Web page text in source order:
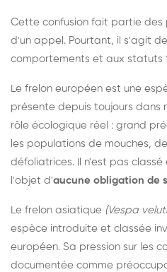
Cette confusion fait partie des
d'un appel. Pourtant, il s'agit
comportements et aux statuts
Le frelon européen est une
présente depuis toujours dans
rôle écologique réel : grand
les populations de mouches,
défoliatrices. Il n'est pas
l'objet d'aucune obligation de
Le frelon asiatique (Vespa
espèce introduite et classée
européen. Sa pression sur les
documentée comme